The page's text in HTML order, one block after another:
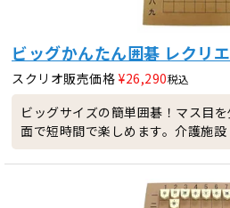
ビッグかんたん囲碁 レクリ
スクリオ販売価格 ¥26,290税込
ビッグサイズの簡単囲碁！マス目
面で短時間で楽しめます。介護施設